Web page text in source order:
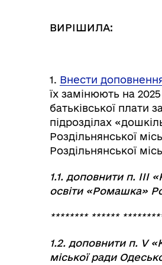
ВИРІШИЛА:
1. Внести
їх замінюють на
батьківської плати
підрозділах
Роздільнянської
Роздільнянської
1.1. доповнити п.
освіти «Ромашка»
******** ******
1.2. доповнити п. V
міської ради